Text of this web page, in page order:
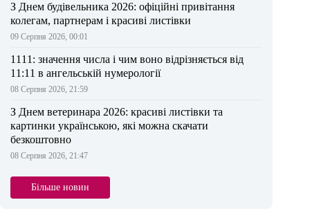
З Днем будівельника 2026: офіційні привітання
колегам, партнерам і красиві листівки
09 Серпня 2026, 00:01
1111: значення числа і чим воно відрізняється від
11:11 в ангельській нумерології
08 Серпня 2026, 21:59
З Днем ветеринара 2026: красиві листівки та
картинки українською, які можна скачати
безкоштовно
08 Серпня 2026, 21:47
Більше новин